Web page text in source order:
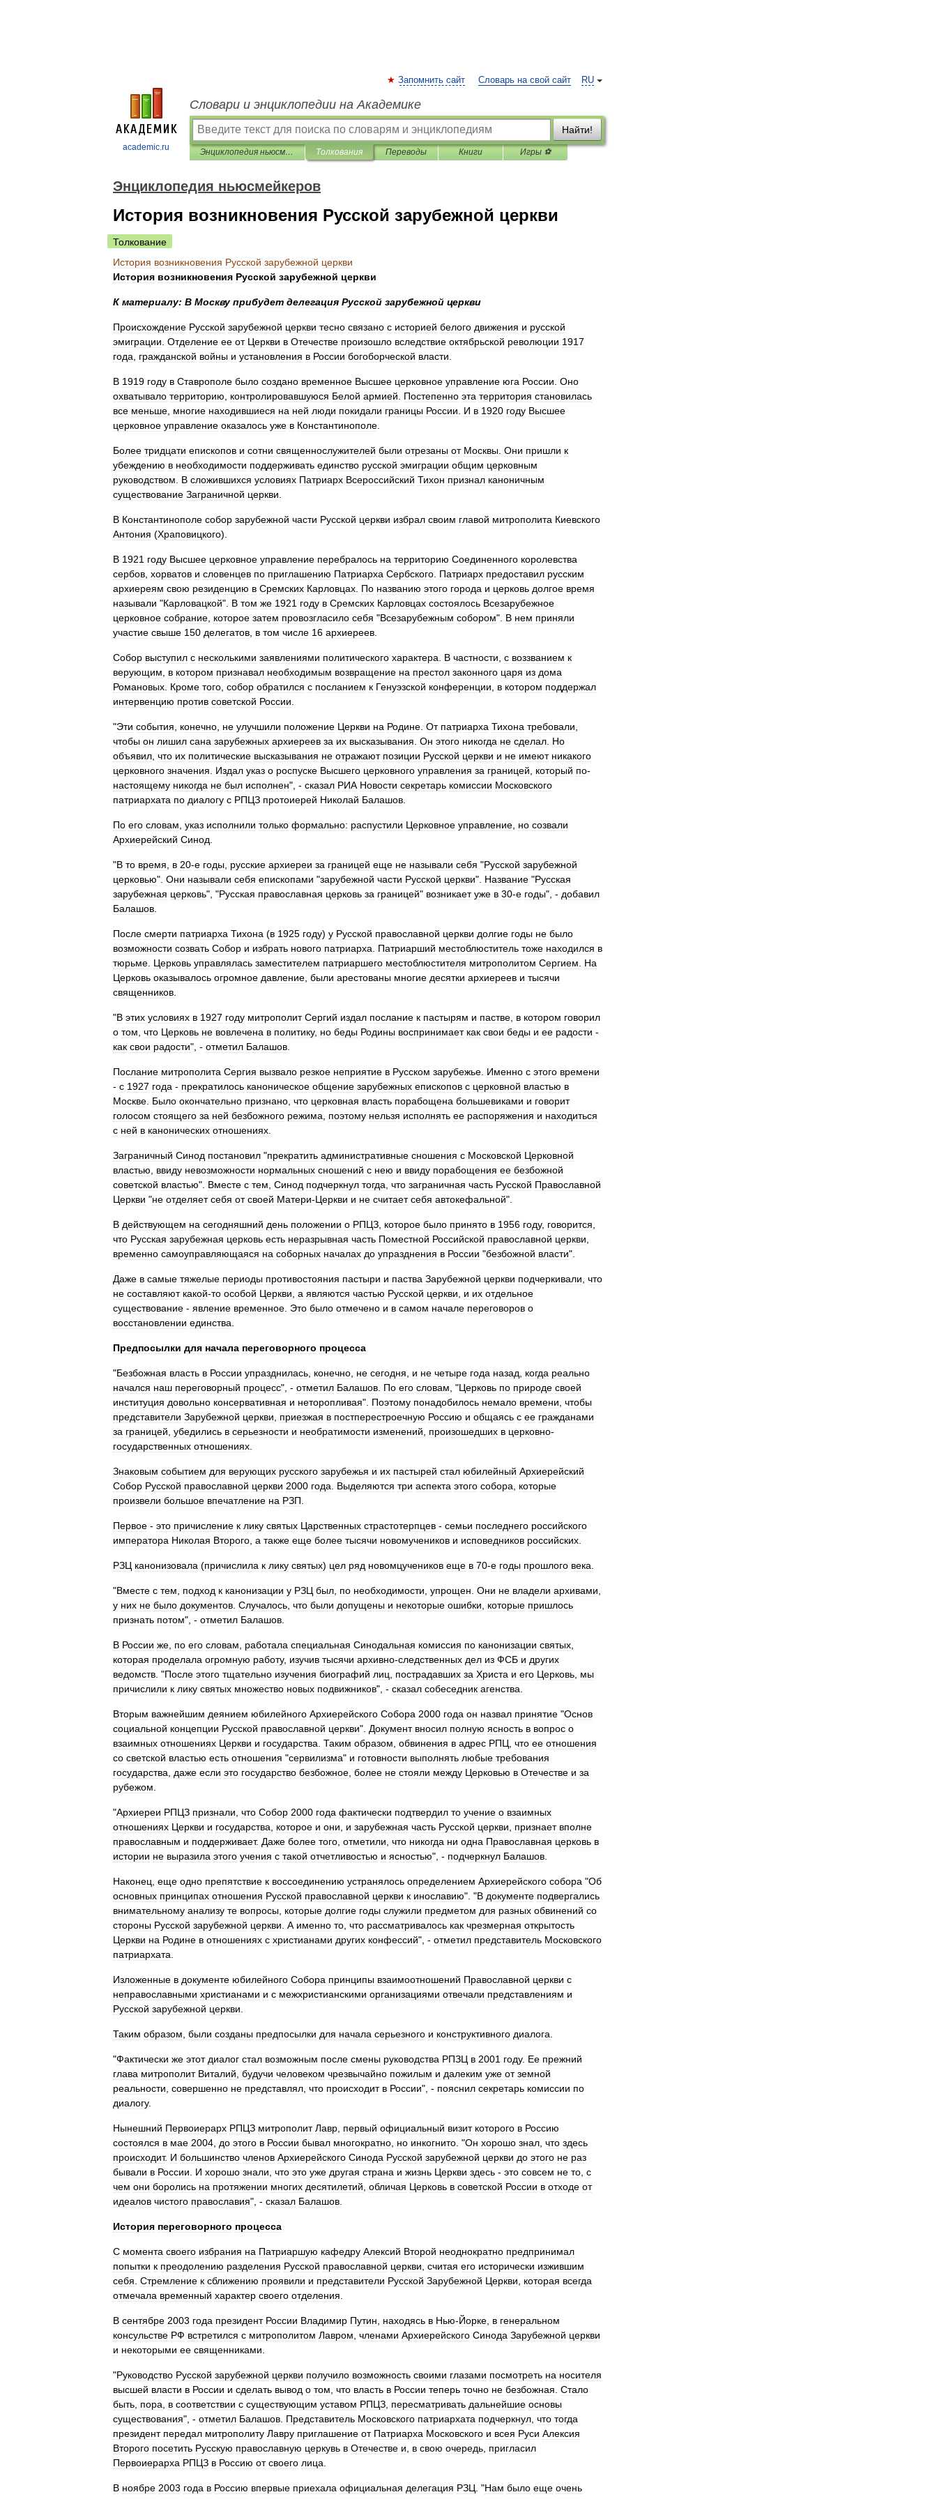
academic.ru
RU
Запомнить сайт Словарь на свой сайт
Словари и энциклопедии на Академике
Найти!
Энциклопедия ньюсмейкеров Толкования Переводы Книги Игры ⚽
Энциклопедия ньюсмейкеров
История возникновения Русской зарубежной церкви
Толкование
История возникновения Русской зарубежной церкви
История возникновения Русской зарубежной церкви
К материалу: В Москву прибудет делегация Русской зарубежной церкви
Происхождение Русской зарубежной церкви тесно связано с историей белого движения и русской
эмиграции Отделение ее от Церкви в Отечестве произошло вследствие октябрьской революции 1917
года
гражданской войны и установления в России богоборческой власти
В 1919 году в Ставрополе было создано временное Высшее церковное управление юга России Оно
охватывало территорию контролировавшуюся Белой армией Постепенно эта территория становилась
все меньше многие находившиеся на ней люди покидали границы России И в 1920 году Высшее
церковное управление оказалось уже в Константинополе
Более тридцати епископов и сотни священнослужителей были отрезаны от Москвы Они пришли к
убеждению в необходимости поддерживать единство русской эмиграции общим церковным
руководством
В сложившихся условиях Патриарх Всероссийский Тихон признал каноничным
существование Заграничной церкви
В Константинополе собор зарубежной части Русской церкви избрал своим главой митрополита Киевского
Антония (Храповицкого).
В 1921 году Высшее церковное управление перебралось на территорию Соединенного королевства
сербов хорватов и словенцев по приглашению Патриарха Сербского Патриарх предоставил русским
архиереям свою резиденцию в Сремских Карловцах По названию этого города и церковь долгое время
называли "Карловацкой". В том же 1921 году в Сремских Карловцах состоялось Всезарубежное
церковное собрание которое затем провозгласило себя "Всезарубежным собором". В нем приняли
участие свыше 150 делегатов в том числе 16 архиереев
Собор выступил с несколькими заявлениями политического характера В частности с воззванием к
верующим
в котором признавал необходимым возвращение на престол законного царя из дома
Романовых Кроме того собор обратился с посланием к Генуэзской конференции в котором поддержал
интервенцию против советской России
"Эти события конечно не улучшили положение Церкви на Родине От патриарха Тихона требовали
чтобы он лишил сана зарубежных архиереев за их высказывания Он этого никогда не сделал Но
объявил что их политические высказывания не отражают позиции Русской церкви и не имеют никакого
церковного значения Издал указ о роспуске Высшего церковного управления за границей который по-
настоящему никогда не был исполнен", - сказал РИА Новости секретарь комиссии Московского
патриархата по диалогу с РПЦЗ протоиерей Николай Балашов
По его словам указ исполнили только формально: распустили Церковное управление но созвали
Архиерейский Синод
"В то время в 20-е годы русские архиереи за границей еще не называли себя "Русской зарубежной
церковью". Они называли себя епископами "зарубежной части Русской церкви". Название "Русская
зарубежная церковь", "Русская православная церковь за границей" возникает уже в 30-е годы", - добавил
Балашов
После смерти патриарха Тихона (в 1925 году) у Русской православной церкви долгие годы не было
возможности созвать Собор и избрать нового патриарха Патриарший местоблюститель тоже находился в
тюрьме Церковь управлялась заместителем патриаршего местоблюстителя митрополитом Сергием
На
Церковь оказывалось огромное давление были арестованы многие десятки архиереев и тысячи
священников
"В этих условиях в 1927 году митрополит Сергий издал послание к пастырям и пастве в котором говорил
о том что Церковь не вовлечена в политику, но беды Родины воспринимает как свои беды и ее радости -
как свои радости", - отметил Балашов
Послание митрополита Сергия вызвало резкое неприятие в Русском зарубежье Именно с этого времени
- с 1927 года - прекратилось каноническое общение зарубежных епископов с церковной властью в
Москве Было окончательно признано что церковная власть порабощена большевиками и говорит
голосом стоящего за ней безбожного режима поэтому нельзя исполнять ее распоряжения и находиться
с ней в канонических отношениях
Заграничный Синод постановил "прекратить административные сношения с Московской Церковной
властью
ввиду невозможности нормальных сношений с нею и ввиду порабощения ее безбожной
советской властью". Вместе с тем Синод подчеркнул тогда что заграничная часть Русской Православной
Церкви "не отделяет себя от своей Матери-Церкви и не считает себя автокефальной".
В действующем на сегодняшний день положении о РПЦЗ которое было принято в 1956 году, говорится
что Русская зарубежная церковь есть неразрывная часть Поместной Российской православной церкви
временно самоуправляющаяся на соборных началах до упразднения в России "безбожной власти".
Даже в самые тяжелые периоды противостояния пастыри и паства Зарубежной церкви подчеркивали что
не составляют какой-то особой Церкви а являются частью Русской церкви и их отдельное
существование - явление временное Это было отмечено и в самом начале переговоров о
восстановлении единства
Предпосылки для начала переговорного процесса
"Безбожная власть в России упразднилась конечно не сегодня и не четыре года назад когда реально
начался наш переговорный процесс", - отметил Балашов По его словам , "Церковь по природе своей
институция довольно консервативная и неторопливая". Поэтому понадобилось немало времени чтобы
представители Зарубежной церкви приезжая в постперестроечную Россию и общаясь с ее гражданами
за границей убедились в серьезности и необратимости изменений произошедших в церковно-
государственных отношениях
Знаковым событием для верующих русского зарубежья и их пастырей стал юбилейный Архиерейский
Собор Русской православной церкви 2000 года Выделяются три аспекта этого собора
которые
произвели большое впечатление на РЗП
Первое - это причисление к лику святых Царственных страстотерпцев - семьи последнего российского
императора Николая Второго а также еще более тысячи новомучеников и исповедников российских
РЗЦ канонизовала (причислила к лику святых) цел ряд новомцучеников еще в 70-е годы прошлого века
"Вместе с тем подход к канонизации у РЗЦ был по необходимости упрощен Они не владели архивами
у них не было документов Случалось что были допущены и некоторые ошибки которые пришлось
признать потом", - отметил Балашов
В России же по его словам работала специальная Синодальная комиссия по канонизации святых
которая проделала огромную работу, изучив тысячи архивно-следственных дел из ФСБ и других
ведомств . "После этого тщательно изучения биографий лиц пострадавших за Христа и его Церковь мы
причислили к лику святых множество новых подвижников", - сказал собеседник агенства
Вторым важнейшим деянием юбилейного Архиерейского Собора 2000 года он назвал принятие "Основ
социальной концепции Русской православной церкви". Документ вносил полную ясность в вопрос о
взаимных отношениях Церкви и государства Таким образом обвинения в адрес РПЦ что ее отношения
со светской властью есть отношения "сервилизма" и готовности выполнять любые требования
государства
даже если это государство безбожное более не стояли между Церковью в Отечестве и за
рубежом
"Архиереи РПЦЗ признали что Собор 2000 года фактически подтвердил то учение о взаимных
отношениях Церкви и государства которое и они и зарубежная часть Русской церкви признает вполне
православным и поддерживает. Даже более того отметили что никогда ни одна Православная церковь в
истории не выразила этого учения с такой отчетливостью и ясностью", - подчеркнул Балашов
Наконец еще одно препятствие к воссоединению устранялось определением Архиерейского собора "Об
основных принципах отношения Русской православной церкви к инославию". "В документе подвергались
внимательному анализу те вопросы которые долгие годы служили предметом для разных обвинений со
стороны Русской зарубежной церкви А именно то что рассматривалось как чрезмерная открытость
Церкви на Родине в отношениях с христианами других конфессий", - отметил представитель Московского
патриархата
Изложенные в документе юбилейного Собора принципы взаимоотношений Православной церкви с
неправославными христианами и с межхристианскими организациями отвечали представлениям и
Русской зарубежной церкви
Таким образом были созданы предпосылки для начала серьезного и конструктивного диалога
"Фактически же этот диалог стал возможным после смены руководства РПЗЦ в 2001 году. Ее прежний
глава митрополит Виталий будучи человеком чрезвычайно пожилым и далеким уже от земной
реальности совершенно не представлял что происходит в России", - пояснил секретарь комиссии по
диалогу.
Нынешний Первоиерарх РПЦЗ митрополит Лавр первый официальный визит которого в Россию
состоялся в мае 2004 до этого в России бывал многократно но инкогнито . "Он хорошо знал что здесь
происходит. И большинство членов Архиерейского Синода Русской зарубежной церкви до этого не раз
бывали в России И хорошо знали что это уже другая страна и жизнь Церкви здесь - это совсем не то с
чем они боролись на протяжении многих десятилетий обличая Церковь в советской России в отходе от
идеалов чистого православия", - сказал Балашов
История переговорного процесса
С момента своего избрания на Патриаршую кафедру Алексий Второй неоднократно предпринимал
попытки к преодолению разделения Русской православной церкви считая его исторически изжившим
себя Стремление к сближению проявили и представители Русской Зарубежной Церкви которая всегда
отмечала временный характер своего отделения
В сентябре 2003 года президент России Владимир Путин находясь в Нью-Йорке в генеральном
консульстве РФ встретился с митрополитом Лавром членами Архиерейского Синода Зарубежной церкви
и некоторыми ее священниками
"Руководство Русской зарубежной церкви получило возможность своими глазами посмотреть на носителя
высшей власти в России и сделать вывод о том что власть в России теперь точно не безбожная Стало
быть пора в соответствии с существующим уставом РПЦЗ пересматривать дальнейшие основы
существования", - отметил Балашов Представитель Московского патриархата подчеркнул что тогда
президент передал митрополиту Лавру приглашение от Патриарха Московского и всея Руси Алексия
Второго посетить Русскую православную церкувь в Отечестве и в свою очередь пригласил
Первоиерарха РПЦЗ в Россию от своего лица
В ноябре 2003 года в Россию впервые приехала официальная делегация РЗЦ . "Нам было еще очень